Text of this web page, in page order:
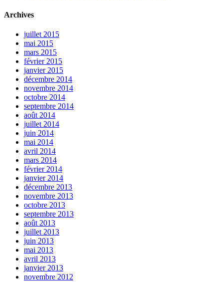
Archives
juillet 2015
mai 2015
mars 2015
février 2015
janvier 2015
décembre 2014
novembre 2014
octobre 2014
septembre 2014
août 2014
juillet 2014
juin 2014
mai 2014
avril 2014
mars 2014
février 2014
janvier 2014
décembre 2013
novembre 2013
octobre 2013
septembre 2013
août 2013
juillet 2013
juin 2013
mai 2013
avril 2013
janvier 2013
novembre 2012